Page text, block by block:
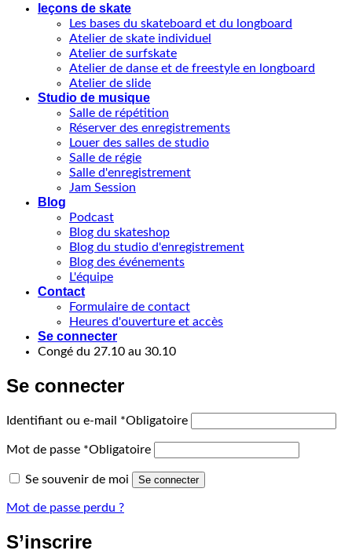
leçons de skate
Les bases du skateboard et du longboard
Atelier de skate individuel
Atelier de surfskate
Atelier de danse et de freestyle en longboard
Atelier de slide
Studio de musique
Salle de répétition
Réserver des enregistrements
Louer des salles de studio
Salle de régie
Salle d'enregistrement
Jam Session
Blog
Podcast
Blog du skateshop
Blog du studio d'enregistrement
Blog des événements
L'équipe
Contact
Formulaire de contact
Heures d'ouverture et accès
Se connecter
Congé du 27.10 au 30.10
Se connecter
Identifiant ou e-mail *Obligatoire
Mot de passe *Obligatoire
Se souvenir de moi Se connecter
Mot de passe perdu ?
S’inscrire